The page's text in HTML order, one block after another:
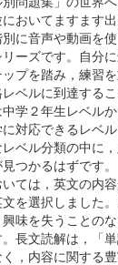
おいてますます
に音声や動画を
ーズです。自分
プを踏み，練習
ベルに到達する
学２年生レベル
対応できるレベ
ベル分類の中に
つかるはずです。
ては，英文の内容
を選択しました
味を失うことの
長文読解は，「単
く，内容に関する